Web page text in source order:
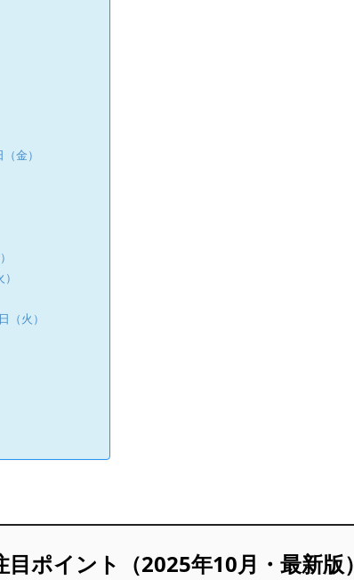
金）
（火）
ポイント（2025年10月・最新版）